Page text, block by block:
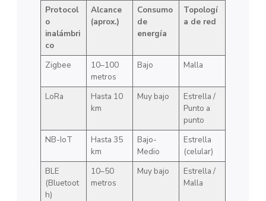
Protocol
o
inalámbri
co
Alcance
(aprox.)
Consumo
de
energía
Topologí
a de red
Zigbee
10–100
metros
Bajo Malla
LoRa
Hasta 10
km
Muy bajo
Estrella /
Punto a
punto
NB-IoT
Hasta 35
km
Bajo-
Medio
Estrella
(celular)
BLE
(Bluetoot
h)
10–50
metros
Muy bajo
Estrella /
Malla